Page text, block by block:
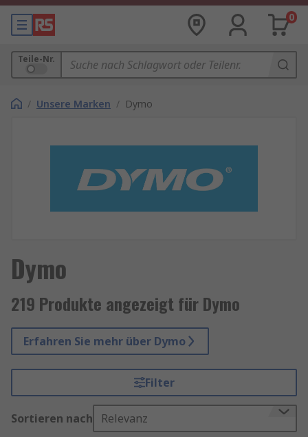
0
Teile-Nr.
/ Unsere Marken / Dymo
Dymo
219 Produkte angezeigt für Dymo
Erfahren Sie mehr über Dymo
Filter
Sortieren nach Relevanz